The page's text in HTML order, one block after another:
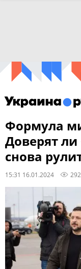
Формула
Доверят
снова
15:31 16.01.2024